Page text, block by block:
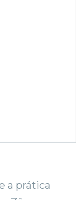
a prática